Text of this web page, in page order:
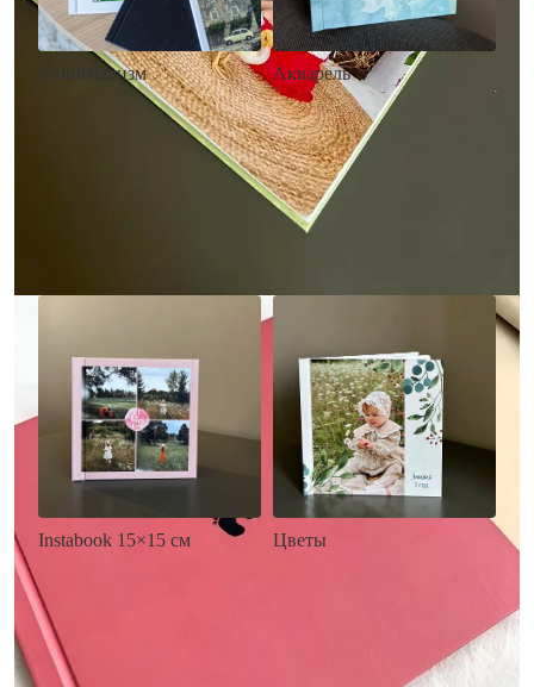
Минимализм
• Загрузка фото и текста
Акварель
• Декор в стиле
акварельных красок
• Выбор цвета фона
• Загрузка фото и текста
Заказать
Instabook 15×15 см
• Выбор цвета фона
• Загрузка фото и текста
Заказать
Цветы